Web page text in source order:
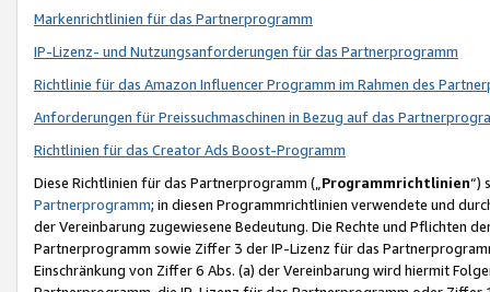
Markenrichtlinien für das Partnerprogramm
IP-Lizenz- und Nutzungsanforderungen für das Partnerprogramm
Richtlinie für das Amazon Influencer Programm im Rahmen des
Anforderungen für Preissuchmaschinen in Bezug auf das
Richtlinien für das Creator Ads Boost-Programm
Diese Richtlinien für das Partnerprogramm („Programmrichtlinien“)
Partnerprogramm; in diesen Programmrichtlinien verwendete und
der Vereinbarung zugewiesene Bedeutung. Die Rechte und Pflichten
Partnerprogramm sowie Ziffer 3 der IP-Lizenz für das
Einschränkung von Ziffer 6 Abs. (a) der Vereinbarung wird hiermit